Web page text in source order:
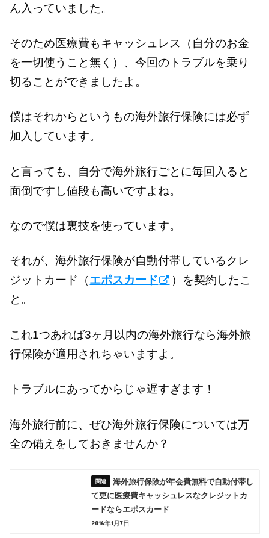
ん入っていました。
そのため医療費もキャッシュレス（自分のお金
を一切使うこと無く）、今回のトラブルを乗り
切ることができましたよ。
僕はそれからというもの海外旅行保険には必ず
加入しています。
と言っても、自分で海外旅行ごとに毎回入ると
面倒ですし値段も高いですよね。
なので僕は裏技を使っています。
それが、海外旅行保険が自動付帯しているクレ
ジットカード（エポスカード
）を契約したこ
と。
これ1つあれば3ヶ月以内の海外旅行なら海外旅
行保険が適用されちゃいますよ。
トラブルにあってからじゃ遅すぎます！
海外旅行前に、ぜひ海外旅行保険については万
全の備えをしておきませんか？
海外旅行保険が年会費無料で自動付帯し
て更に医療費キャッシュレスなクレジットカ
ードならエポスカード
2016年1月7日